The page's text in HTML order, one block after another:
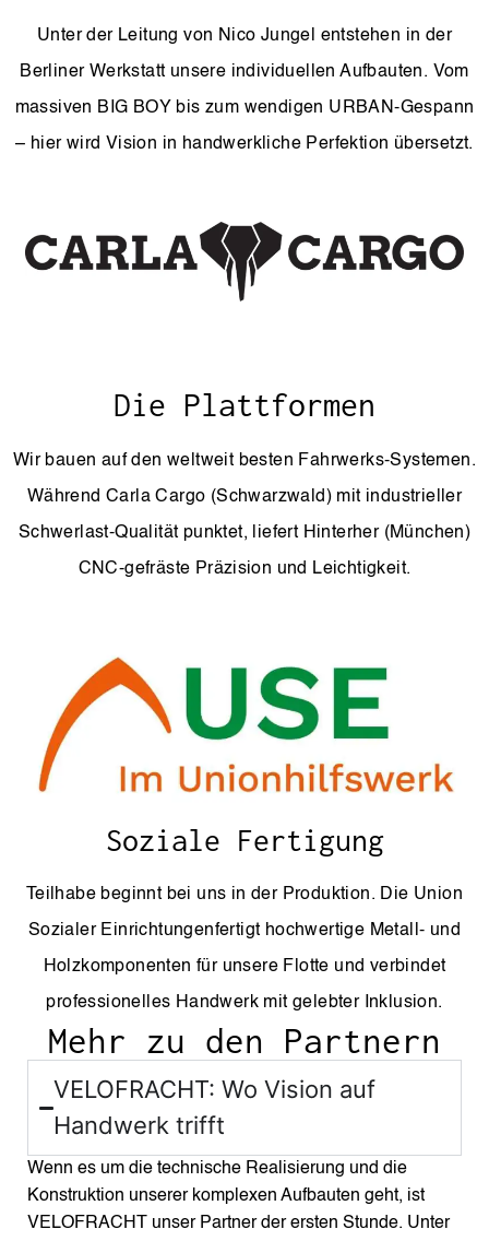
Unter der Leitung von Nico Jungel entstehen in der
Berliner Werkstatt unsere individuellen Aufbauten. Vom
massiven BIG BOY bis zum wendigen URBAN-Gespann
– hier wird Vision in handwerkliche Perfektion übersetzt.
Die Plattformen
Wir bauen auf den weltweit besten Fahrwerks-Systemen.
Während Carla Cargo (Schwarzwald) mit industrieller
Schwerlast-Qualität punktet, liefert Hinterher (München)
CNC-gefräste Präzision und Leichtigkeit.
Soziale Fertigung
Teilhabe beginnt bei uns in der Produktion. Die Union
Sozialer Einrichtungenfertigt hochwertige Metall- und
Holzkomponenten für unsere Flotte und verbindet
professionelles Handwerk mit gelebter Inklusion.
Mehr zu den Partnern
VELOFRACHT: Wo Vision auf
Handwerk trifft
Wenn es um die technische Realisierung und die
Konstruktion unserer komplexen Aufbauten geht, ist
VELOFRACHT unser Partner der ersten Stunde. Unter